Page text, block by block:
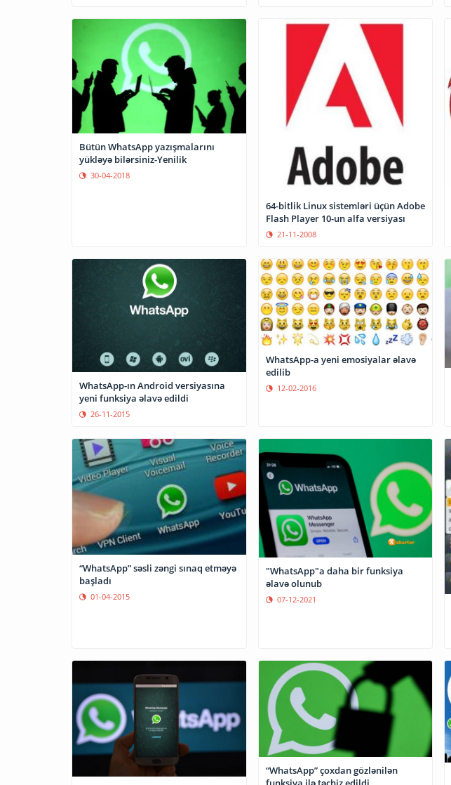
Bütün WhatsApp yazışmalarını
yükləyə bilərsiniz-Yenilik
30-04-2018
64-bitlik Linux sistemləri üçün Adobe
Flash Player 10-un alfa versiyası
21-11-2008
WhatsApp-ın Android versiyasına
yeni funksiya əlavə edildi
26-11-2015
WhatsApp-a yeni emosiyalar əlavə
edilib
12-02-2016
“WhatsApp” səsli zəngi sınaq etməyə
başladı
01-04-2015
"WhatsApp"a daha bir funksiya
əlavə olunub
07-12-2021
“WhatsApp” çoxdan gözlənilən